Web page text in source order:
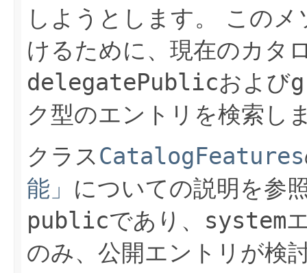
しようとします。
このメ
けるために、現在のカタ
delegatePublicおよび
ク型のエントリを検索し
クラスCatalogFeatures
能」 についての説明を参
publicであり、 system
のみ、公開エントリが検